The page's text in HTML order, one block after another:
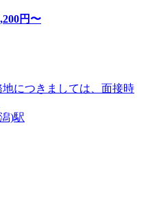
円〜
につきましては、面接時
)駅